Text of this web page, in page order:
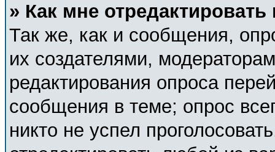
» Как мне
Так же, как и сообщения,
их создателями,
редактирования опроса
сообщения в теме; опрос
никто не успел